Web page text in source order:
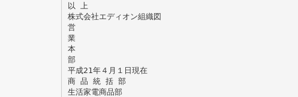
以 上
株式会社エディオン組織図
営
業
本
部
平成21年４月１日現在
商 品 統 括 部
生活家電商品部